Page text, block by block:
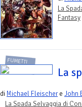
La
Fantasy
FUMETTI
La
di Michael Fleischere John
La Spada Selvaggia di